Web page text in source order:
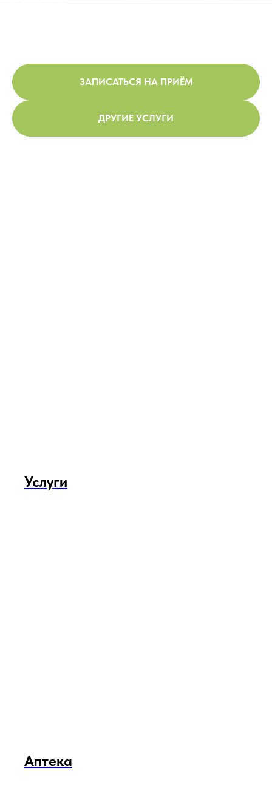
ЗАПИСАТЬСЯ НА ПРИЁМ
ДРУГИЕ УСЛУГИ
Услуги
Аптека